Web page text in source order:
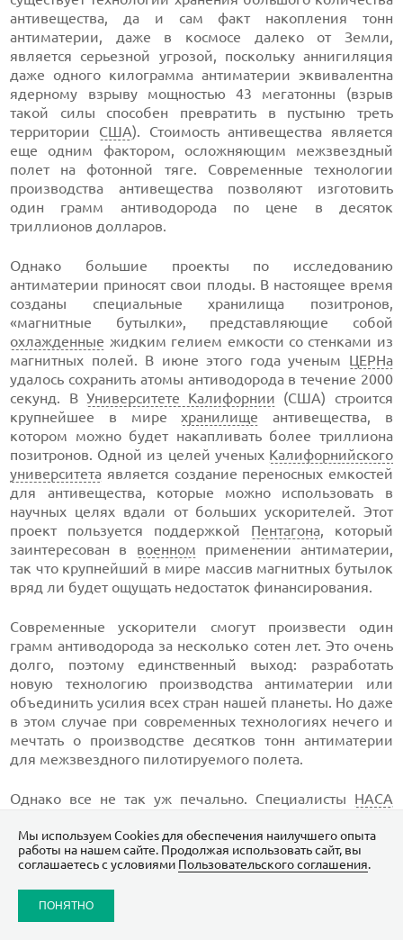
антивещества, да и сам факт накопления тонн
антиматерии, даже в космосе далеко от Земли,
является серьезной угрозой, поскольку аннигиляция
даже одного килограмма антиматерии эквивалентна
ядерному взрыву мощностью 43 мегатонны (взрыв
такой силы способен превратить в пустыню треть
территории США). Стоимость антивещества является
еще одним фактором, осложняющим межзвездный
полет на фотонной тяге. Современные технологии
производства антивещества позволяют изготовить
один грамм антиводорода по цене в десяток
триллионов долларов.
Однако большие проекты по исследованию
антиматерии приносят свои плоды. В настоящее время
созданы специальные хранилища позитронов,
«магнитные бутылки», представляющие собой
охлажденные жидким гелием емкости со стенками из
магнитных полей. В июне этого года ученым ЦЕРНа
удалось сохранить атомы антиводорода в течение 2000
секунд. В Университете Калифорнии (США) строится
крупнейшее в мирехранилище антивещества, в
котором можно будет накапливать более триллиона
позитронов. Одной из целей ученых Калифорнийского
университета является создание переносных емкостей
для антивещества, которые можно использовать в
научных целях вдали от больших ускорителей. Этот
проект пользуется поддержкой Пентагона, который
заинтересован в военном применении антиматерии,
так что крупнейший в мире массив магнитных бутылок
вряд ли будет ощущать недостаток финансирования.
Современные ускорители смогут произвести один
грамм антиводорода за несколько сотен лет. Это очень
долго, поэтому единственный выход: разработать
новую технологию производства антиматерии или
объединить усилия всех стран нашей планеты. Но даже
в этом случае при современных технологиях нечего и
мечтать о производстве десятков тонн антиматерии
для межзвездного пилотируемого полета.
Однако все не так уж печально. Специалисты НАСА
аппаратов, которые могли бы отправиться в глубокий
космос, имея всего один микрограмм антивещества. В
НАСА полагают, что совершенствование оборудования
позволит производить антипротоны по цене примерно
5 млрд долл. за 1 грамм.
Мы используем Сookies для обеспечения наилучшего опыта
работы на нашем сайте. Продолжая использовать сайт, вы
соглашаетесь с условиями Пользовательского соглашения.
ПОНЯТНО